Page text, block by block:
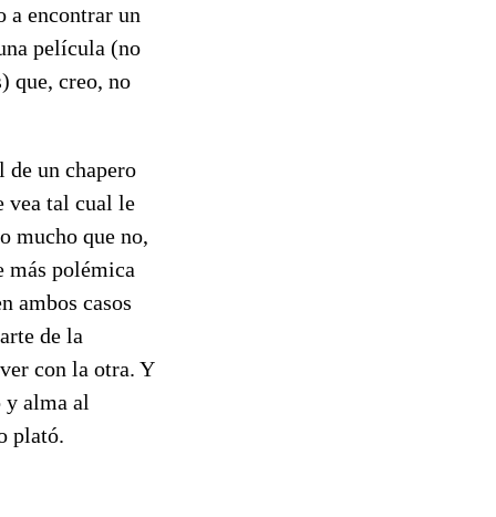
a encontrar un
película (no
que, creo, no
de un chapero
vea tal cual le
mucho que no,
más polémica
ambos casos
de la
con la otra. Y
y alma al
plató.